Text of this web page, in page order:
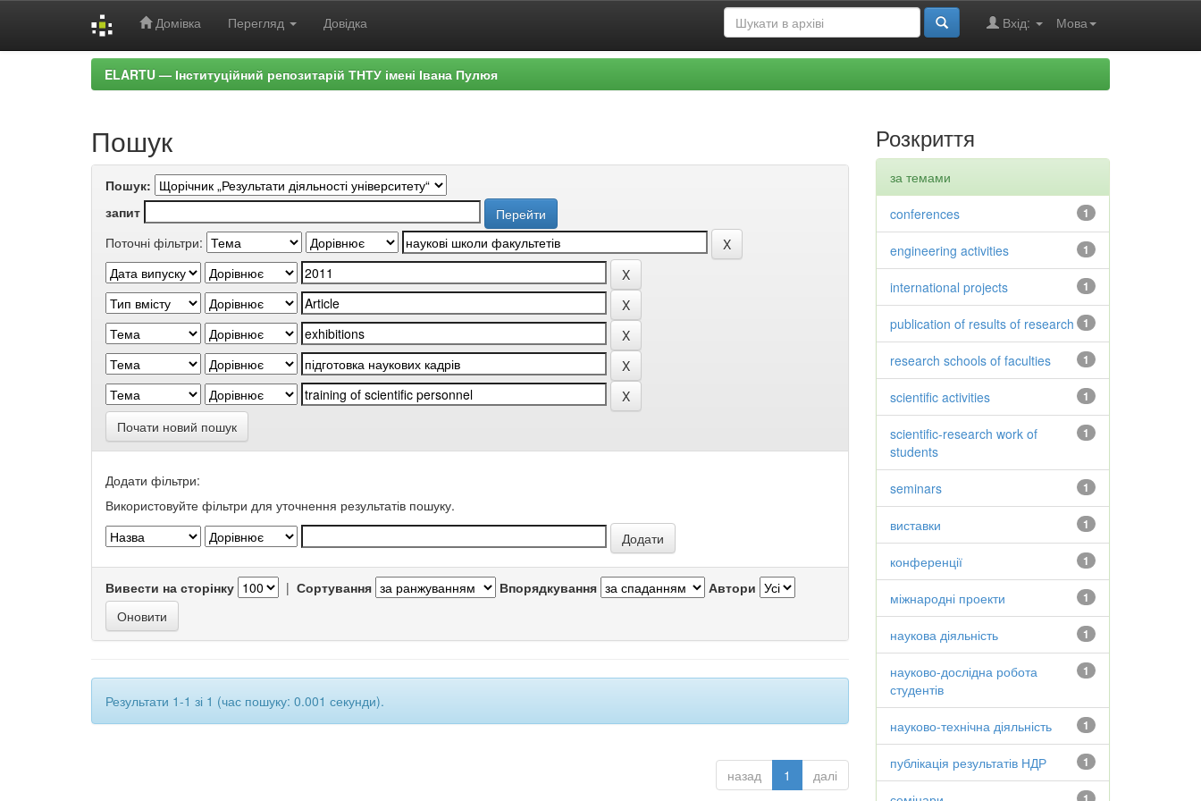
Домівка Перегляд Довідка Мова
Вхід:
ELARTU — Інституційний репозитарій ТНТУ імені Івана Пулюя
Пошук
Пошук:
запит
Поточні фільтри:
Почати новий пошук
Додати фільтри:
Використовуйте фільтри для уточнення результатів пошуку.
Вивести на сторінку | Сортування Впорядкування Автори
Результати 1-1 зі 1 (час пошуку: 0.001 секунди).
назад 1 далі
Розкриття
за темами
1
conferences
1
engineering activities
1
international projects
1
publication of results of research
1
research schools of faculties
1
scientific activities
1
scientific-research work of
students
1
seminars
1
виставки
1
конференції
1
міжнародні проекти
1
наукова діяльність
1
науково-дослідна робота
студентів
1
науково-технічна діяльність
1
публікація результатів НДР